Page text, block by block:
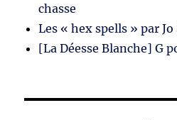
chasse
Les « hex spells » par Jo
[La Déesse Blanche] G